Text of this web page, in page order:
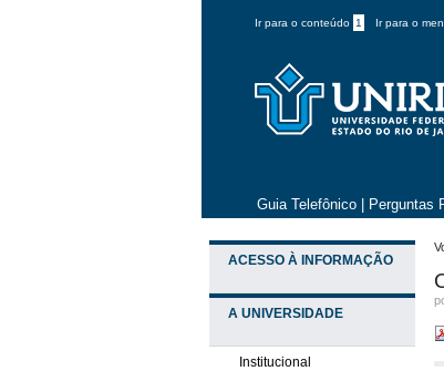
Ir para o conteúdo 1 Ir para o
Guia Telefônico Perguntas
ACESSO À INFORMAÇÃO
A UNIVERSIDADE
Institucional